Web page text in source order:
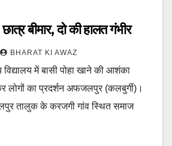
बीमार, दो की हालत गंभीर
BHARAT KI AWAZ
विद्यालय में बासी पोहा खाने की आशंका
कर लोगों का प्रदर्शन अफजलपुर (कलबुर्गी)।
तालुक के करजगी गांव स्थित समाज